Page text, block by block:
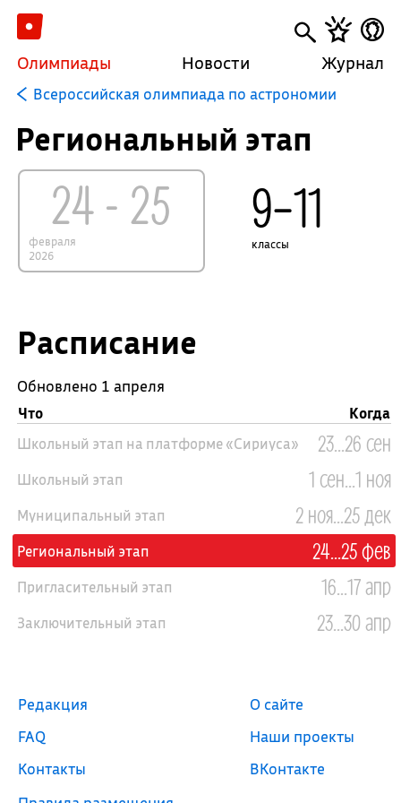
Олимпиады Новости Журнал
Всероссийская олимпиада по астрономии
Расписание
Обновлено 1 апреля
Что
Когда
Школьный этап на платформе «Сириуса»
23...26 сен
Школьный этап 1 сен...1 ноя
Муниципальный этап 2 ноя...25 дек
Региональный этап 24...25 фев
Пригласительный этап 16...17 апр
Заключительный этап 23...30 апр
Региональный этап
24 - 25
февраля
2026
9–11
классы
Редакция
FAQ
Контакты
О сайте
Наши проекты
ВКонтакте